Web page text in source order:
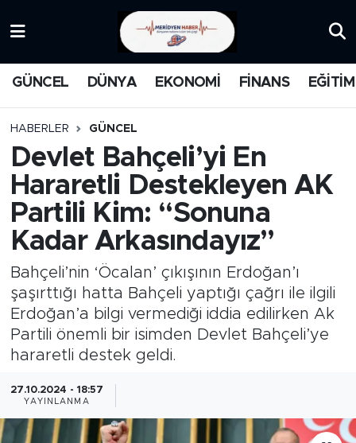
GÜNCEL DÜNYA EKONOMİ FİNANS EĞİTİM
HABERLER GÜNCEL
Devlet Bahçeli’yi En
Hararetli Destekleyen AK
Partili Kim: “Sonuna
Kadar Arkasındayız”
Bahçeli’nin ‘Öcalan’ çıkışının Erdoğan’ı
şaşırttığı hatta Bahçeli yaptığı çağrı ile ilgili
Erdoğan’a bilgi vermediği iddia edilirken Ak
Partili önemli bir isimden Devlet Bahçeli’ye
hararetli destek geldi.
27.10.2024 - 18:57
YAYINLANMA
MEDYA
FİNANS
DÜNYA
GÜNCEL
KARİKATÜR
BİLİM-TEKNOLOJİ
RÖPÖRTAJ
Trafik Durumu
Süper Lig Puan Durumu ve Fikstür
Tüm Manşetler
Son Dakika Haberleri
Haber Arşivi